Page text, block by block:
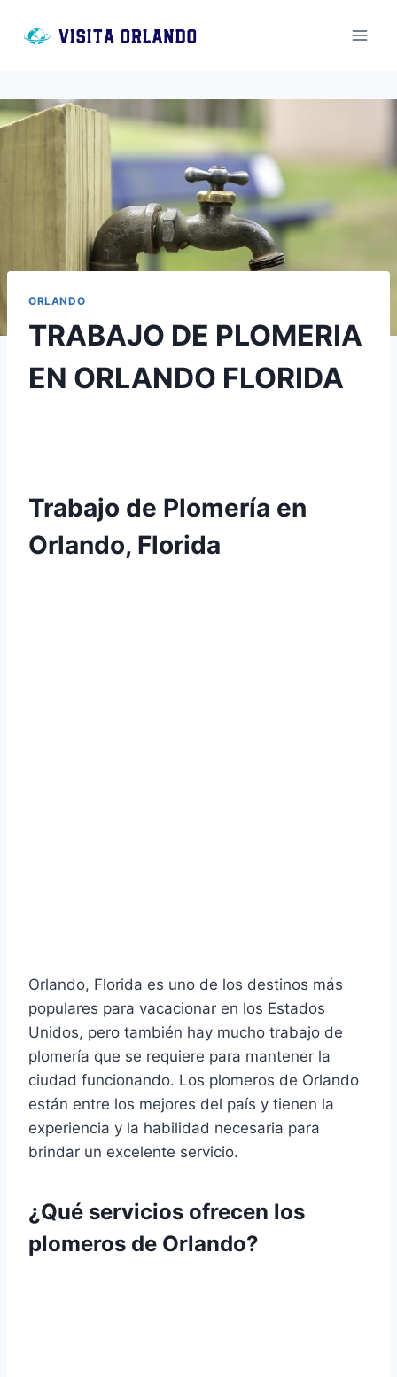
ORLANDO
TRABAJO DE PLOMERIA
EN ORLANDO FLORIDA
Trabajo de Plomería en
Orlando, Florida
Orlando, Florida es uno de los destinos más
populares para vacacionar en los Estados
Unidos, pero también hay mucho trabajo de
plomería que se requiere para mantener la
ciudad funcionando. Los plomeros de Orlando
están entre los mejores del país y tienen la
experiencia y la habilidad necesaria para
brindar un excelente servicio.
¿Qué servicios ofrecen los
plomeros de Orlando?